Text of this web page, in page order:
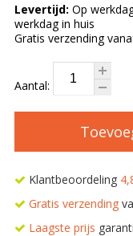
Levertijd: Op
werkdag in huis
Gratis verzending
Aantal:
Klantbeoordeling
Gratis verzending
Laagste prijs